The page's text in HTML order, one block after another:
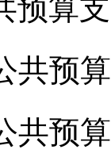
预算
共预
共预